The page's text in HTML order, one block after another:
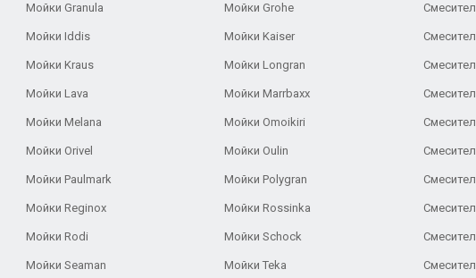
Мойки Granula Мойки Grohe
Мойки Iddis Мойки Kaiser
Мойки Kraus Мойки Longran
Мойки Lava Мойки Marrbaxx
Мойки Melana Мойки Omoikiri
Мойки Orivel Мойки Oulin
Мойки Paulmark Мойки Polygran
Мойки Reginox Мойки Rossinka
Мойки Rodi Мойки Schock
Мойки Seaman Мойки Teka